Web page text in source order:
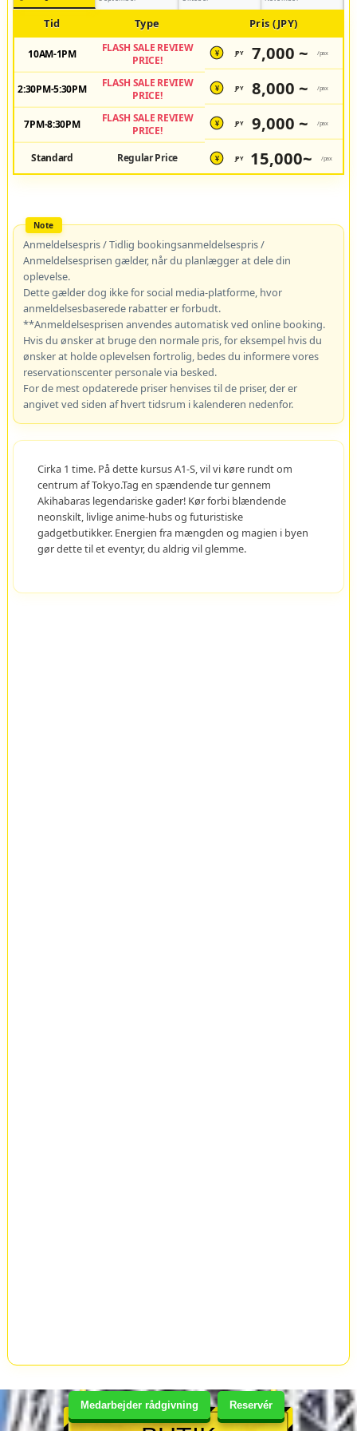
Medarbejder rådgivning Reservér
Tid Type Pris (JPY)
10AM-1PM
FLASH SALE REVIEW
PRICE!
¥ JPY 7,000 ~ /pax
2:30PM-5:30PM
FLASH SALE REVIEW
PRICE!
¥ JPY 8,000 ~ /pax
7PM-8:30PM
FLASH SALE REVIEW
PRICE!
¥ JPY 9,000 ~ /pax
Standard Regular Price ¥ JPY 15,000~ /pax
Anmeldelsespris / Tidlig bookingsanmeldelsespris /
Anmeldelsesprisen gælder, når du planlægger at dele din
oplevelse.
Dette gælder dog ikke for social media-platforme, hvor
anmeldelsesbaserede rabatter er forbudt.
**Anmeldelsesprisen anvendes automatisk ved online booking.
Hvis du ønsker at bruge den normale pris, for eksempel hvis du
ønsker at holde oplevelsen fortrolig, bedes du informere vores
reservationscenter personale via besked.
For de mest opdaterede priser henvises til de priser, der er
angivet ved siden af hvert tidsrum i kalenderen nedenfor.
Cirka 1 time. På dette kursus A1-S, vil vi køre rundt om
centrum af Tokyo.Tag en spændende tur gennem
Akihabaras legendariske gader! Kør forbi blændende
neonskilt, livlige anime-hubs og futuristiske
gadgetbutikker. Energien fra mængden og magien i byen
gør dette til et eventyr, du aldrig vil glemme.